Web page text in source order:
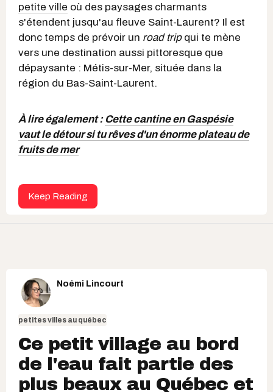
petite ville où des paysages charmants
s'étendent jusqu'au fleuve Saint-Laurent? Il est
donc temps de prévoir un road tripqui te mène
vers une destination aussi pittoresque que
dépaysante : Métis-sur-Mer, située dans la
région du Bas-Saint-Laurent.
À lire également : Cette cantine en Gaspésie
vaut le détour si tu rêves d'un énorme plateau de
fruits de mer
Keep Reading
Noémi Lincourt
petites villes au québec
Ce petit village au bord
de l'eau fait partie des
plus beaux au Québec et